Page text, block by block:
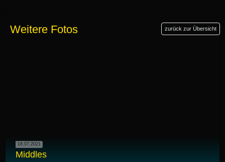
Weitere Fotos zurück zur Übersicht
18.07.2021
Middles